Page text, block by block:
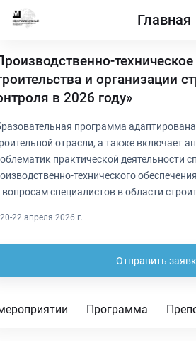
Главная
и организации
в 2026 году»
программа
отрасли, а также включает
практической деятельности
технического
вопросам специалистов в области
20-22 апреля 2026 г.
Отправить
Программа